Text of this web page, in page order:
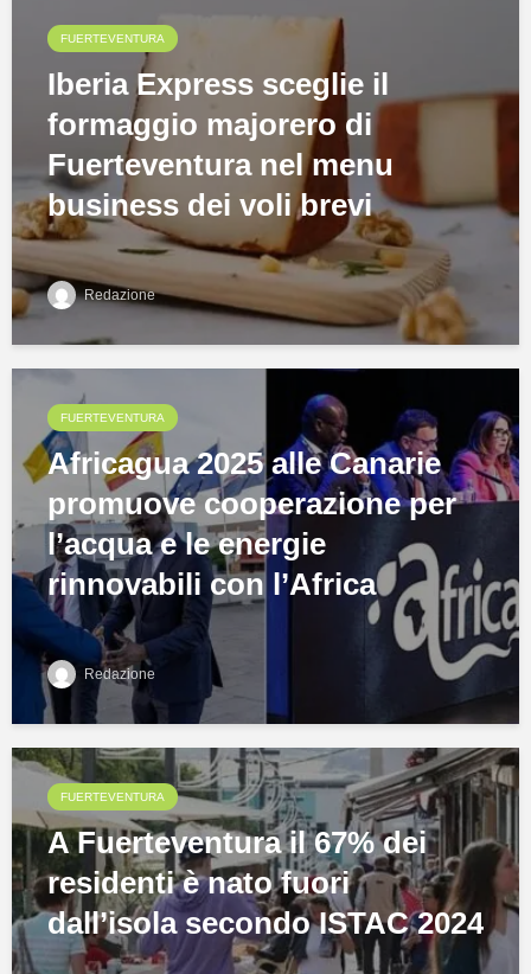
FUERTEVENTURA
Iberia Express sceglie il
formaggio majorero di
Fuerteventura nel menu
business dei voli brevi
Redazione
FUERTEVENTURA
Africagua 2025 alle Canarie
promuove cooperazione per
l’acqua e le energie
rinnovabili con l’Africa
Redazione
FUERTEVENTURA
A Fuerteventura il 67% dei
residenti è nato fuori
dall’isola secondo ISTAC 2024